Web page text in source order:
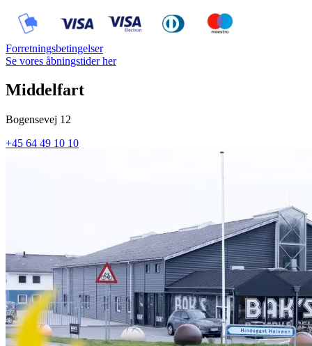
Forretningsbetingelser
Se vores åbningstider her
Middelfart
Bogensevej 12
+45 64 49 10 10